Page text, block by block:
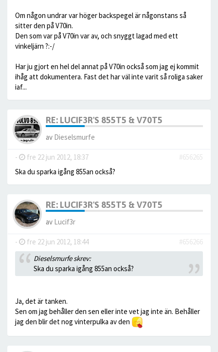
Om någon undrar var höger backspegel är någonstans så
sitter den på V70in.
Den som var på V70in var av, och snyggt lagad med ett
vinkeljärn ?:-/
Har ju gjort en hel del annat på V70in också som jag ej kommit
ihåg att dokumentera. Fast det har väl inte varit så roliga saker
iaf...
RE: LUCIF3R'S 855T5 & V70T5
av Dieselsmurfe
- fre 22 jun 2012, 18:37
#656265
Ska du sparka igång 855an också?
RE: LUCIF3R'S 855T5 & V70T5
av Lucif3r
- fre 22 jun 2012, 18:44
#656266
Dieselsmurfe skrev:
Ska du sparka igång 855an också?
Ja, det är tanken.
Sen om jag behåller den sen eller inte vet jag inte än. Behåller
jag den blir det nog vinterpulka av den